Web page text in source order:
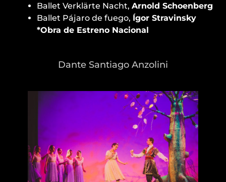
Ballet Verklärte Nacht, Arnold Schoenberg
Ballet Pájaro de fuego, Ígor Stravinsky
*Obra de Estreno Nacional
Dante Santiago Anzolini